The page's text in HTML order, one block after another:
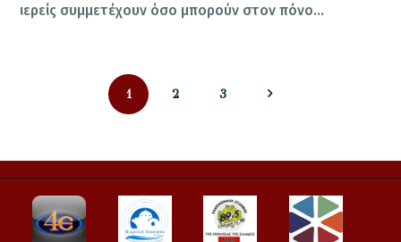
ιερείς συμμετέχουν όσο μπορούν στον πόνο…
Σελιδοποίηση
άρθρων
PAGE
1 PAGE
2 PAGE
3
>